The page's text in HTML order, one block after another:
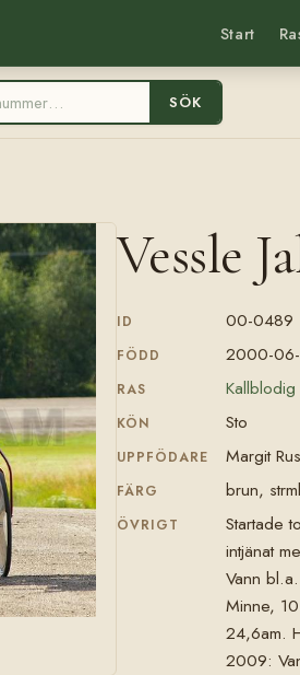
Start
SÖK
Vessle
ID 00-0489
FÖDD 2000-
RAS
KÖN Sto
UPPFÖDARE Margit
FÄRG brun,
ÖVRIGT
Startade
intjänat
Vann
Minne,
24,6am.
2009: